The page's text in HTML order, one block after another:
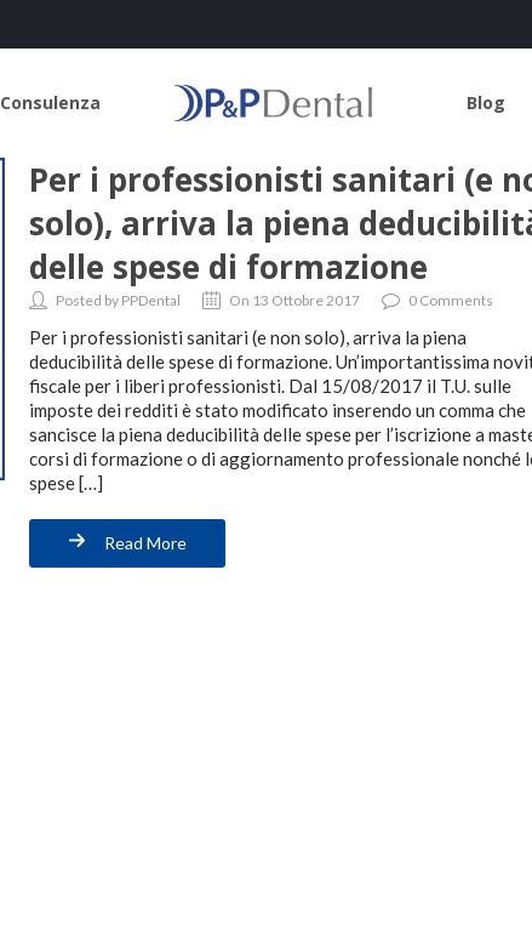
Consulenza Blog
Per i professionisti sanitari (e
solo), arriva la piena
delle spese di formazione
Posted by PPDental On 13 Ottobre 2017 0 Comments
Per i professionisti sanitari (e non solo), arriva la piena
deducibilità delle spese di formazione. Un’importantissima
fiscale per i liberi professionisti. Dal 15/08/2017 il T.U. sulle
imposte dei redditi è stato modificato inserendo un comma che
sancisce la piena deducibilità delle spese per l’iscrizione a
corsi di formazione o di aggiornamento professionale nonché
spese […]
Read More